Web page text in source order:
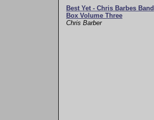
Best Yet - Chris Barbes Band
Box Volume Three
Chris Barber